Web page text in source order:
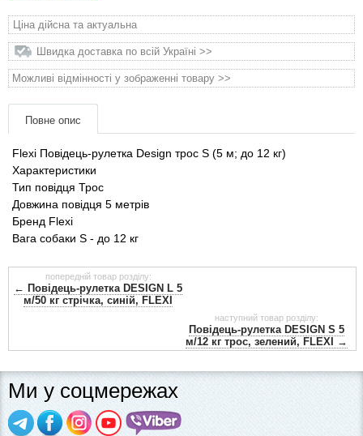
Ціна дійсна та актуальна
Швидка доставка по всій Україні >>
Можливі відмінності у зображенні товару >>
Повне опис
Flexi Повідець-рулетка Design трос S (5 м; до 12 кг)
Характеристики
Тип повідця Трос
Довжина повідця 5 метрів
Бренд Flexi
Вага собаки S - до 12 кг
попередній товар розділу:
← Повідець-рулетка DESIGN L 5
м/50 кг стрічка, синій, FLEXI
наступний товар розділу:
Повідець-рулетка DESIGN S 5
м/12 кг трос, зелений, FLEXI →
Ми у соцмережах
Товари для голубів
Товари для гризунів
Товари для коней
Товари для людей
Хозряд - господарчі товари оптом
Популярні зоотоварі
Архів / Знято з виробництва